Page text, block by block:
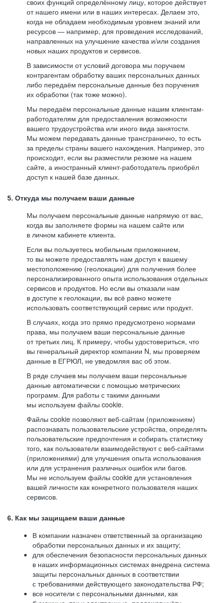
своих функций определённому лицу, которое действует
от нашего имени или в наших интересах. Делаем это,
когда не обладаем необходимым уровнем знаний или
ресурсов — например, для проведения исследований,
направленных на улучшение качества и/или создания
новых наших продуктов и сервисов.
В зависимости от условий договора мы поручаем
контрагентам обработку ваших персональных данных
либо передаём персональные данные без поручения
их обработки (так тоже можно).
Мы передаём персональные данные нашим клиентам-
работодателям для предоставления возможности
вашего трудоустройства или иного вида занятости.
Мы можем передавать данные трансгранично, то есть
за пределы страны вашего нахождения. Например, это
происходит, если вы разместили резюме на нашем
сайте, а иностранный клиент-работодатель приобрёл
доступ к нашей базе данных.
5. Откуда мы получаем ваши данные
Мы получаем персональные данные напрямую от вас,
когда вы заполняете формы на нашем сайте или
в личном кабинете клиента.
Если вы пользуетесь мобильным приложением,
то вы можете предоставлять нам доступ к вашему
местоположению (геолокации) для получения более
персонализированного опыта использования отдельных
сервисов и продуктов. Но если вы отказали нам
в доступе к геолокации, вы всё равно можете
использовать соответствующий сервис или продукт.
В случаях, когда это прямо предусмотрено нормами
права, мы получаем ваши персональные данные
от третьих лиц. К примеру, чтобы удостовериться, что
вы генеральный директор компании N, мы проверяем
данные в ЕГРЮЛ, не уведомляя вас об этом.
В ряде случаев мы получаем ваши персональные
данные автоматически с помощью метрических
программ. Для работы с такими данными
мы используем файлы cookie.
Файлы cookie позволяют веб-сайтам (приложениям)
распознавать пользовательские устройства, определять
пользовательские предпочтения и собирать статистику
того, как пользователи взаимодействуют с веб-сайтами
(приложениями) для улучшения опыта использования
или для устранения различных ошибок или багов.
Мы не используем файлы cookie для установления
вашей личности как конкретного пользователя наших
сервисов.
6. Как мы защищаем ваши данные
В компании назначен ответственный за организацию
обработки персональных данных и их защиту;
для обеспечения безопасности персональных данных
в наших информационных системах внедрена система
защиты персональных данных в соответствии
с требованиями действующего законодательства РФ;
все носители с персональными данными, как